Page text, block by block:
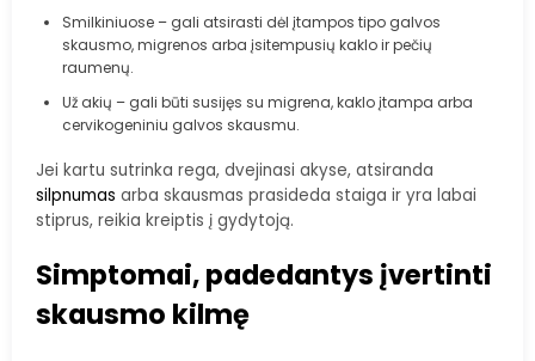
Smilkiniuose – gali atsirasti dėl įtampos tipo galvos
skausmo, migrenos arba įsitempusių kaklo ir pečių
raumenų.
Už akių – gali būti susijęs su migrena, kaklo įtampa arba
cervikogeniniu galvos skausmu.
Jei kartu sutrinka rega, dvejinasi akyse, atsiranda
silpnumas arba skausmas prasideda staiga ir yra labai
stiprus, reikia kreiptis į gydytoją.
Simptomai, padedantys įvertinti
skausmo kilmę